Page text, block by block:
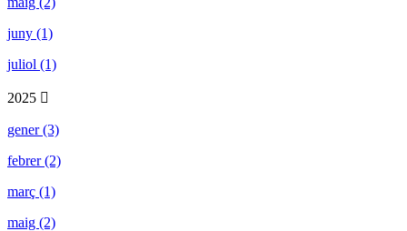
juny (1)
juliol (1)
2025
gener (3)
febrer (2)
març (1)
maig (2)